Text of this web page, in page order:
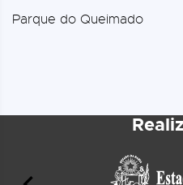
Parque do Queimado